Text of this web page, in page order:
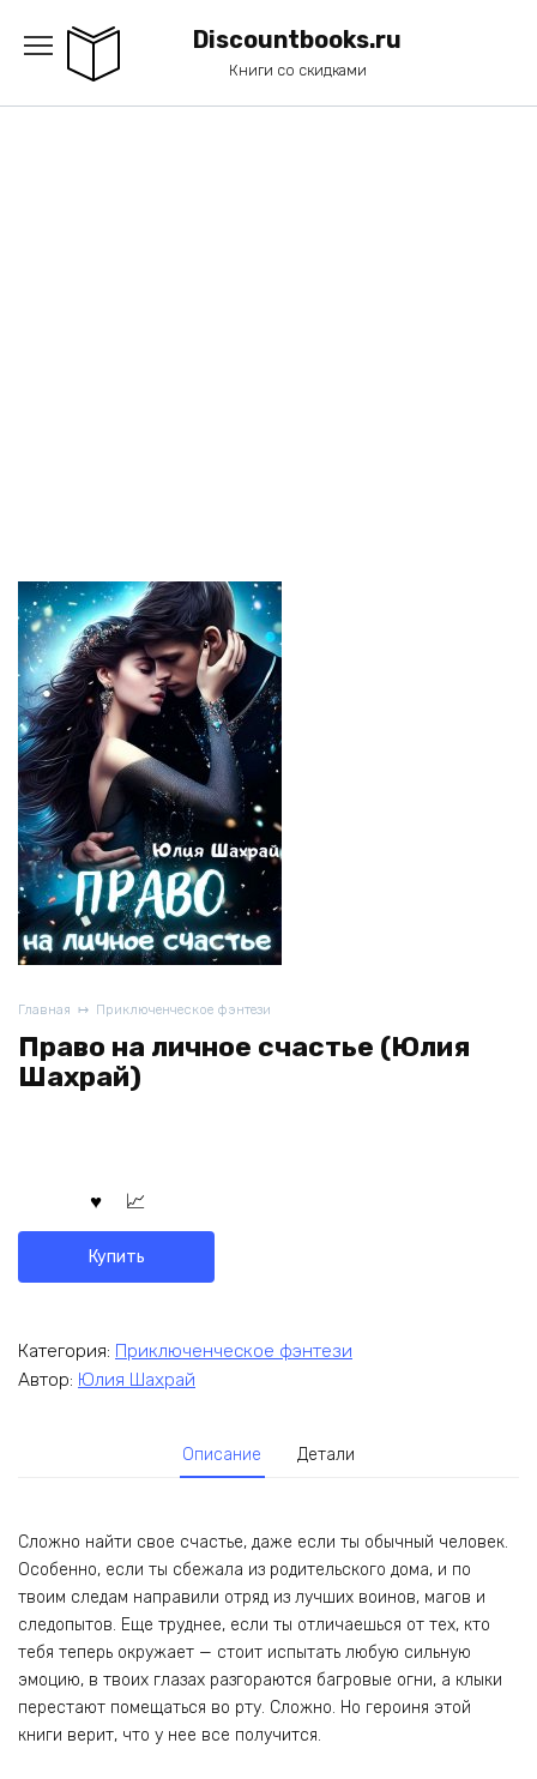
содержанию
Discountbooks.ru
Книги со скидками
Главная Приключенческое фэнтези
Право на личное счастье (Юлия
Шахрай)
Купить
Категория: Приключенческое фэнтези
Автор: Юлия Шахрай
Описание Детали
Сложно найти свое счастье, даже если ты обычный человек.
Особенно, если ты сбежала из родительского дома, и по
твоим следам направили отряд из лучших воинов, магов и
следопытов. Еще труднее, если ты отличаешься от тех, кто
тебя теперь окружает — стоит испытать любую сильную
эмоцию, в твоих глазах разгораются багровые огни, а клыки
перестают помещаться во рту. Сложно. Но героиня этой
книги верит, что у нее все получится.